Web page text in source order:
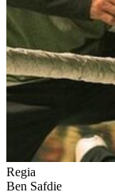
Regia
Ben Safdie